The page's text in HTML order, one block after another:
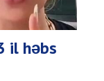
il həbs